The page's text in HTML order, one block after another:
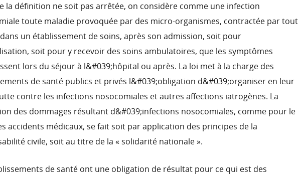
la définition ne soit pas arrêtée, on considère comme une infection
toute maladie provoquée par des micro-organismes, contractée par tout
un établissement de soins, après son admission, soit pour
soit pour y recevoir des soins ambulatoires, que les symptômes
lors du séjour à l&#039;hôpital ou après. La loi met à la charge des
de santé publics et privés l&#039;obligation d&#039;organiser en leur
contre les infections nosocomiales et autres affections iatrogènes. La
des dommages résultant d&#039;infections nosocomiales, comme pour le
accidents médicaux, se fait soit par application des principes de la
civile, soit au titre de la « solidarité nationale ».
de santé ont une obligation de résultat pour ce qui est des